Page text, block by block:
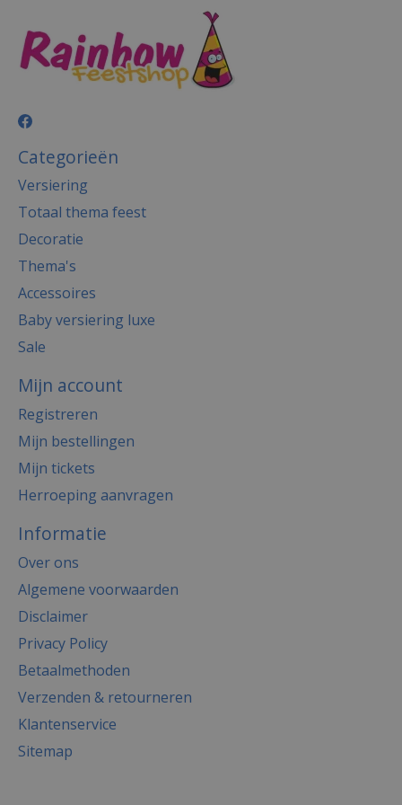
Categorieën
Versiering
Totaal thema feest
Decoratie
Thema's
Accessoires
Baby versiering luxe
Sale
Mijn account
Registreren
Mijn bestellingen
Mijn tickets
Herroeping aanvragen
Informatie
Over ons
Algemene voorwaarden
Disclaimer
Privacy Policy
Betaalmethoden
Verzenden & retourneren
Klantenservice
Sitemap